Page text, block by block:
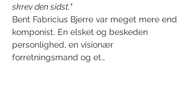
skrev den sidst."
Bent Fabricius Bjerre var meget mere end
komponist. En elsket og beskeden
personlighed, en visionær
forretningsmand og et…